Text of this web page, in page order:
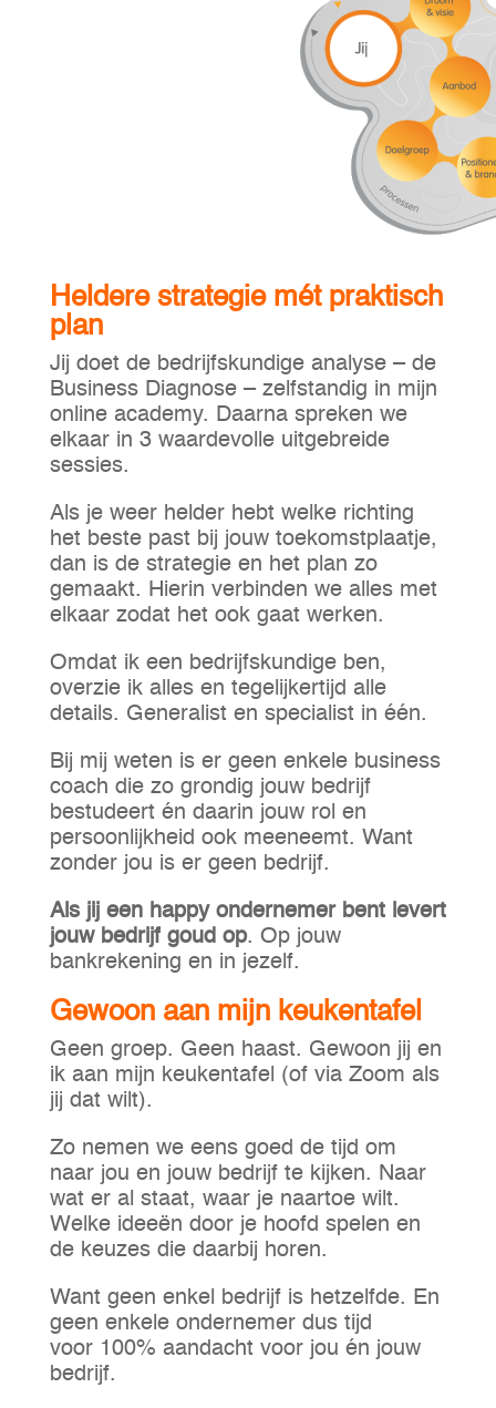
Heldere strategie mét praktisch
plan
Jij doet de bedrijfskundige analyse – de
Business Diagnose – zelfstandig in mijn
online academy. Daarna spreken we
elkaar in 3 waardevolle uitgebreide
sessies.
Als je weer helder hebt welke richting
het beste past bij jouw toekomstplaatje,
dan is de strategie en het plan zo
gemaakt. Hierin verbinden we alles met
elkaar zodat het ook gaat werken.
Omdat ik een bedrijfskundige ben,
overzie ik alles en tegelijkertijd alle
details. Generalist en specialist in één.
Bij mij weten is er geen enkele business
coach die zo grondig jouw bedrijf
bestudeert én daarin jouw rol en
persoonlijkheid ook meeneemt. Want
zonder jou is er geen bedrijf.
Als jij een happy ondernemer bent levert
jouw bedrijf goud op. Op jouw
bankrekening en in jezelf.
Gewoon aan mijn keukentafel
Geen groep. Geen haast. Gewoon jij en
ik aan mijn keukentafel (of via Zoom als
jij dat wilt).
Zo nemen we eens goed de tijd om
naar jou en jouw bedrijf te kijken. Naar
wat er al staat, waar je naartoe wilt.
Welke ideeën door je hoofd spelen en
de keuzes die daarbij horen.
Want geen enkel bedrijf is hetzelfde. En
geen enkele ondernemer dus tijd
voor 100% aandacht voor jou én jouw
bedrijf.